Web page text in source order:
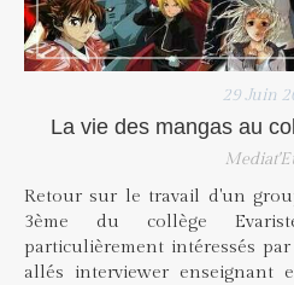
29 Juin
La vie des mangas au
Retour sur le travail d'un
3ème du collège
particulièrement intéressés
allés interviewer enseignant